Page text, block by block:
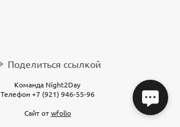
Поделиться ссылкой
Команда Night2Day
Телефон +7 (921) 946-55-96
Сайт отwfolio